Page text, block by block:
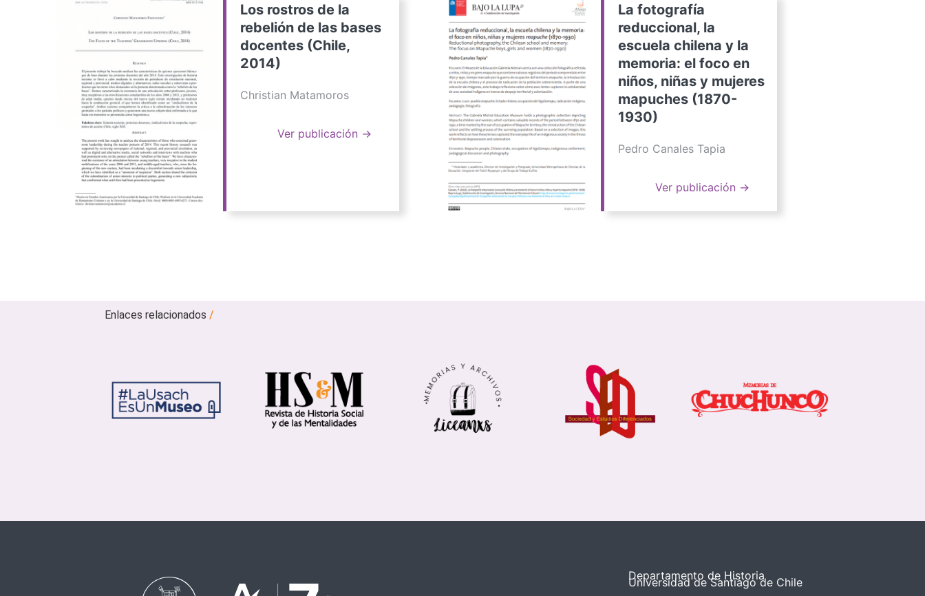
Los rostros de la
rebelión de las bases
docentes (Chile,
2014)
Christian Matamoros
Ver publicación →
La fotografía
reduccional, la
escuela chilena y la
memoria: el foco en
niños, niñas y mujeres
mapuches (1870-
1930)
Pedro Canales Tapia
Ver publicación →
Enlaces relacionados/
Departamento de Historia
Universidad de Santiago de Chile